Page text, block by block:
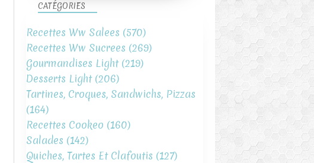
CATÉGORIES
Recettes Ww Salees (570)
Recettes Ww Sucrees (269)
Gourmandises Light(219)
Desserts Light(206)
Tartines, Croques, Sandwichs, Pizzas
(164)
Recettes Cookeo (160)
Salades (142)
Quiches, Tartes Et Clafoutis (127)